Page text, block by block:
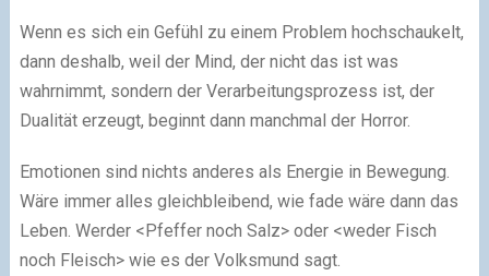
Wenn es sich ein Gefühl zu einem Problem hochschaukelt,
dann deshalb, weil der Mind, der nicht das ist was
wahrnimmt, sondern der Verarbeitungsprozess ist, der
Dualität erzeugt, beginnt dann manchmal der Horror.
Emotionen sind nichts anderes als Energie in Bewegung.
Wäre immer alles gleichbleibend, wie fade wäre dann das
Leben. Werder <Pfeffer noch Salz> oder <weder Fisch
noch Fleisch> wie es der Volksmund sagt.